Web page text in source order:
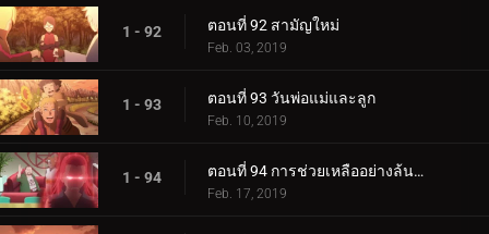
1 - 92 ตอนที่ 92 สามัญใหม่
Feb. 03, 2019
1 - 93 ตอนที่ 93 วันพ่อแม่และลูก
Feb. 10, 2019
1 - 94 ตอนที่ 94 การช่วยเหลืออย่างล้นหลาม! แข่งกิน!
Feb. 17, 2019